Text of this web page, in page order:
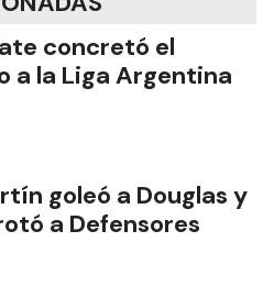
concretó el
a la Liga Argentina
goleó a Douglas y
a Defensores